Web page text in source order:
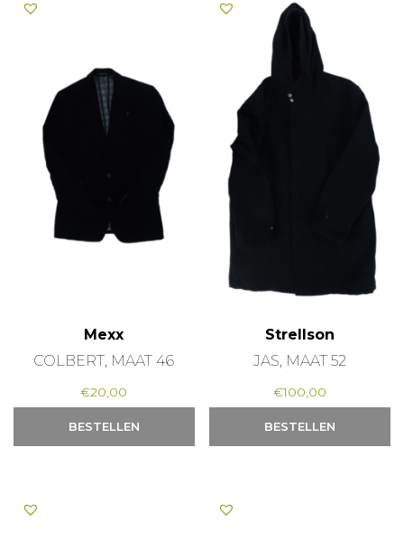
Mexx
COLBERT, MAAT 46
€20,00
BESTELLEN
Strellson
JAS, MAAT 52
€100,00
BESTELLEN